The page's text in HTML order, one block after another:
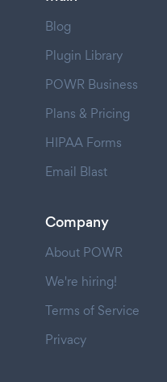
Blog
Plugin Library
POWR Business
Plans & Pricing
HIPAA Forms
Email Blast
Company
About POWR
We're hiring!
Terms of Service
Privacy